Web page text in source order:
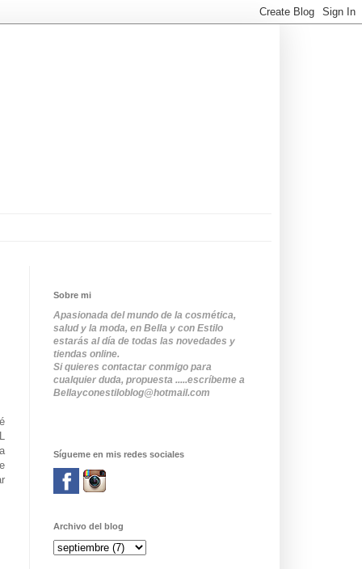
Sobre mi
Apasionada del mundo de la cosmética,
salud y la moda, en Bella y con Estilo
estarás al día de todas las novedades y
tiendas online.
Si quieres contactar conmigo para
cualquier duda, propuesta .....escríbeme a
Bellayconestiloblog@hotmail.com
Sígueme en mis redes sociales
Archivo del blog